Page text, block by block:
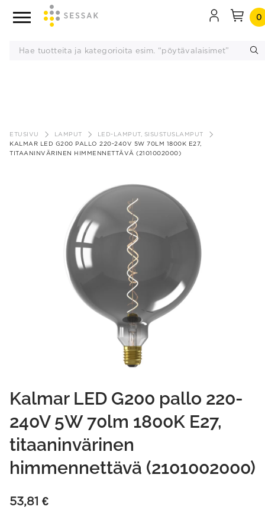
sisältöön
0
ETUSIVU LAMPUT
LED-LAMPUT, SISUSTUSLAMPUT
KALMAR LED G200 PALLO 220-240V 5W 70LM 1800K E27,
TITAANINVÄRINEN HIMMENNETTÄVÄ (2101002000)
Kalmar LED G200 pallo 220-
240V 5W 70lm 1800K E27,
titaaninvärinen
himmennettävä (2101002000)
53,81 €